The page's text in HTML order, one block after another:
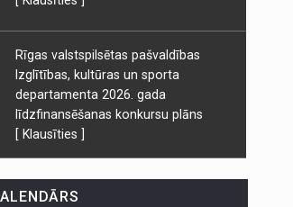
Rīgas valstspilsētas pašvaldības
Izglītības, kultūras un sporta
departamenta 2026. gada
līdzfinansēšanas konkursu plāns
[ Klausīties ]